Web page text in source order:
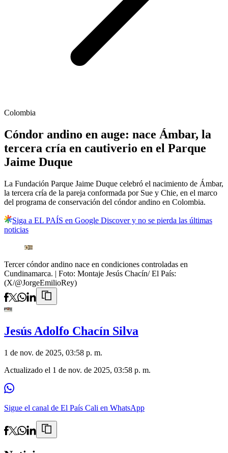
Colombia
Cóndor andino en auge: nace Ámbar, la
tercera cría en cautiverio en el Parque
Jaime Duque
La Fundación Parque Jaime Duque celebró el nacimiento de Ámbar,
la tercera cría de la pareja conformada por Sue y Chie, en el marco
del programa de conservación del cóndor andino en Colombia.
Siga a EL PAÍS en Google Discover y no se pierda las últimas
noticias
Tercer cóndor andino nace en condiciones controladas en
Cundinamarca. | Foto: Montaje Jesús Chacín/ El País:
(X/@JorgeEmilioRey)
Jesús Adolfo Chacín Silva
1 de nov. de 2025, 03:58 p. m.
Actualizado el 1 de nov. de 2025, 03:58 p. m.
Sigue el canal de El País Cali en WhatsApp